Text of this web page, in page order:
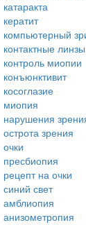
катаракта
кератит
компьютерный
контактные линзы
контроль миопии
конъюнктивит
косоглазие
миопия
нарушения
острота зрения
очки
пресбиопия
рецепт на очки
синий свет
амблиопия
анизометропия